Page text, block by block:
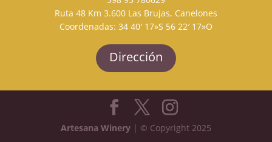
Ruta 48 Km 3.600 Las Brujas, Canelones
Coordenadas: 34 40′ 17»S 56 22′ 17»O
Dirección
Artesana Winery| © Copyright 2025